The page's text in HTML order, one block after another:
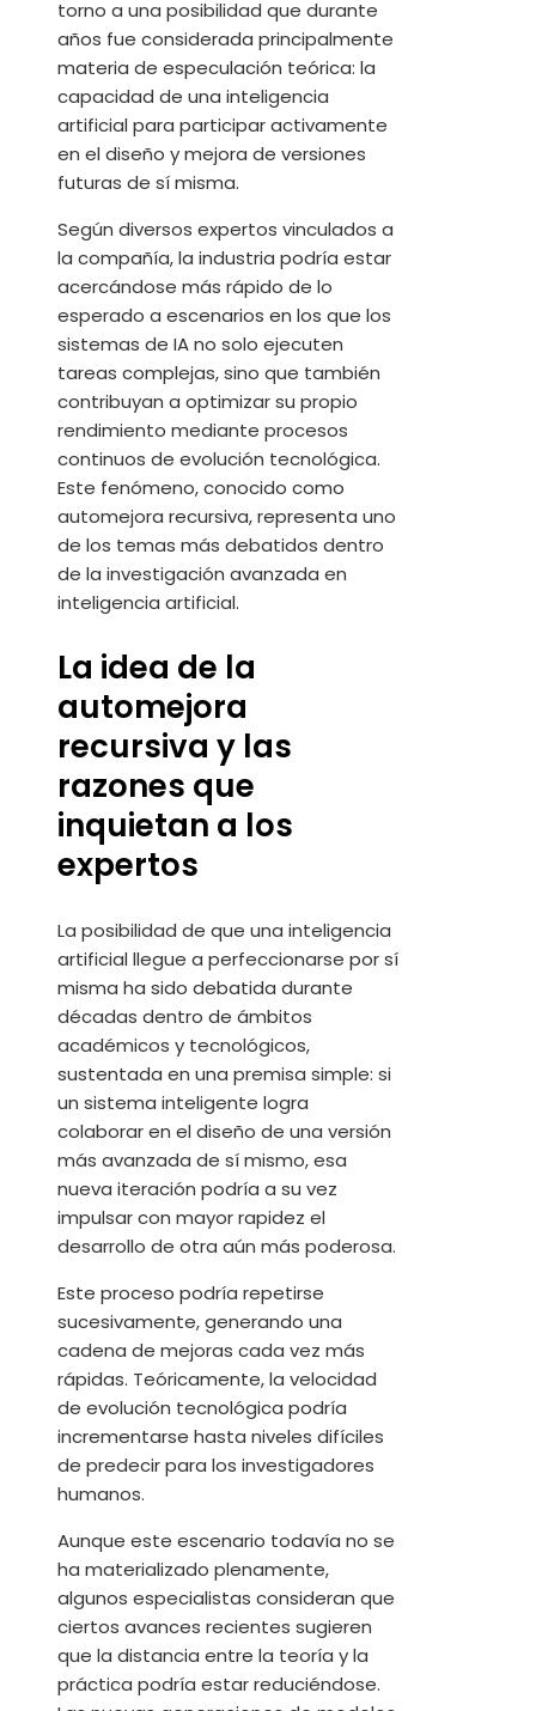
torno a una posibilidad que durante
años fue considerada principalmente
materia de especulación teórica: la
capacidad de una inteligencia
artificial para participar activamente
en el diseño y mejora de versiones
futuras de sí misma.
Según diversos expertos vinculados a
la compañía, la industria podría estar
acercándose más rápido de lo
esperado a escenarios en los que los
sistemas de IA no solo ejecuten
tareas complejas, sino que también
contribuyan a optimizar su propio
rendimiento mediante procesos
continuos de evolución tecnológica.
Este fenómeno, conocido como
automejora recursiva, representa uno
de los temas más debatidos dentro
de la investigación avanzada en
inteligencia artificial.
La idea de la
automejora
recursiva y las
razones que
inquietan a los
expertos
La posibilidad de que una inteligencia
artificial llegue a perfeccionarse por sí
misma ha sido debatida durante
décadas dentro de ámbitos
académicos y tecnológicos,
sustentada en una premisa simple: si
un sistema inteligente logra
colaborar en el diseño de una versión
más avanzada de sí mismo, esa
nueva iteración podría a su vez
impulsar con mayor rapidez el
desarrollo de otra aún más poderosa.
Este proceso podría repetirse
sucesivamente, generando una
cadena de mejoras cada vez más
rápidas. Teóricamente, la velocidad
de evolución tecnológica podría
incrementarse hasta niveles difíciles
de predecir para los investigadores
humanos.
Aunque este escenario todavía no se
ha materializado plenamente,
algunos especialistas consideran que
ciertos avances recientes sugieren
que la distancia entre la teoría y la
práctica podría estar reduciéndose.